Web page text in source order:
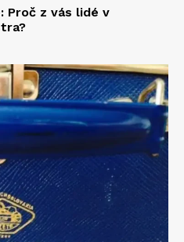
Proč z vás lidé v